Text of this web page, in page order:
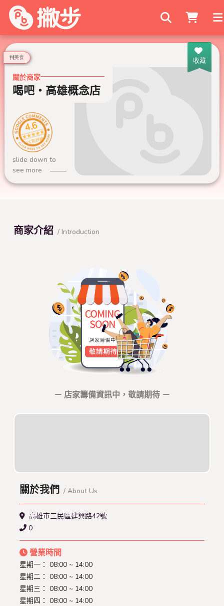
搜尋商家
收藏
美食
關於商家
喝吧‧高雄概念店
4.6
15 則評論
slide down to
see more
商家介紹 / Introduction
－ 店家籌備資訊中，敬請期待 －
關於我們 / About Us
高雄市三民區建興路42號
0
營業時間
星期一： 08:00 ~ 14:00
星期二： 08:00 ~ 14:00
星期三： 08:00 ~ 14:00
星期四： 08:00 ~ 14:00